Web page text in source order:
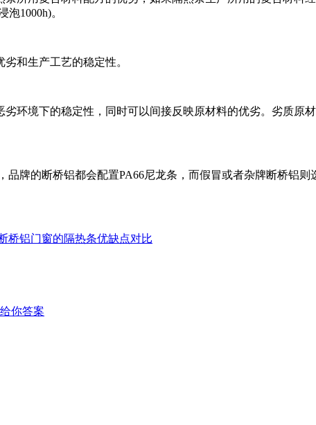
1000h)。
和生产工艺的稳定性。
境下的稳定性，同时可以间接反映原材料的优劣。劣质原
牌的断桥铝都会配置PA66尼龙条，而假冒或者杂牌断桥铝
桥铝门窗的隔热条优缺点对比
你答案